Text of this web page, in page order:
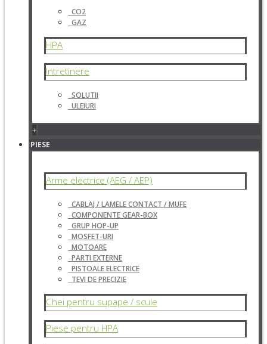
CO2
GAZ
HPA
Intretinere
SOLUTII
ULEIURI
+
PIESE
Arme electrice (AEG / AEP)
CABLAJ / LAMELE CONTACT / MUFE
COMPONENTE GEAR-BOX
GRUP HOP-UP
MOSFET-URI
MOTOARE
PARTI EXTERNE
PISTOALE ELECTRICE
TEVI DE PRECIZIE
Chei pentru supape / scule
Piese pentru HPA